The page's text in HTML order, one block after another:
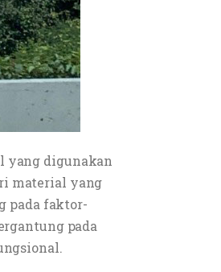
yang digunakan
material yang
pada faktor-
pada